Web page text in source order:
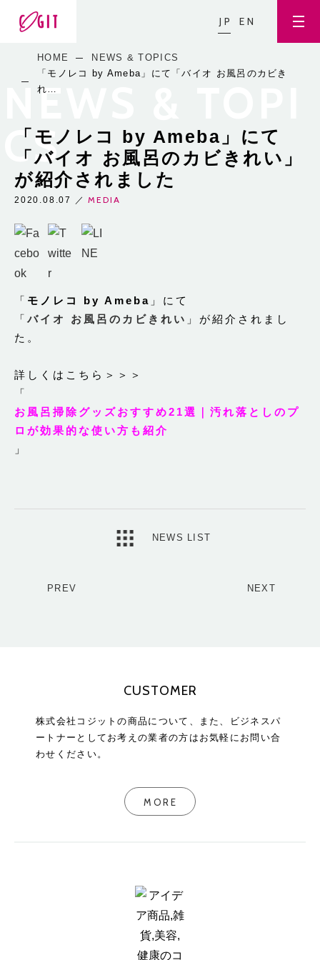
JP EN
NEWS & TOPI
CS
HOME
NEWS & TOPICS
「モノレコ by Ameba」にて「バイオ お風呂のカビき
れ…
「モノレコ by Ameba」にて
「バイオ お風呂のカビきれい」
が紹介されました
2020.08.07 ／MEDIA
「 モノレコ by Ameba 」にて
「 バイオ お風呂のカビきれい 」が紹介されまし
た。
詳しくはこちら＞＞＞
「
お風呂掃除グッズおすすめ21選｜汚れ落としのプ
ロが効果的な使い方も紹介
」
NEWS LIST
PREV NEXT
CUSTOMER
株式会社コジットの商品について、また、ビジネスパ
ートナーとしてお考えの業者の方はお気軽にお問い合
わせください。
MORE